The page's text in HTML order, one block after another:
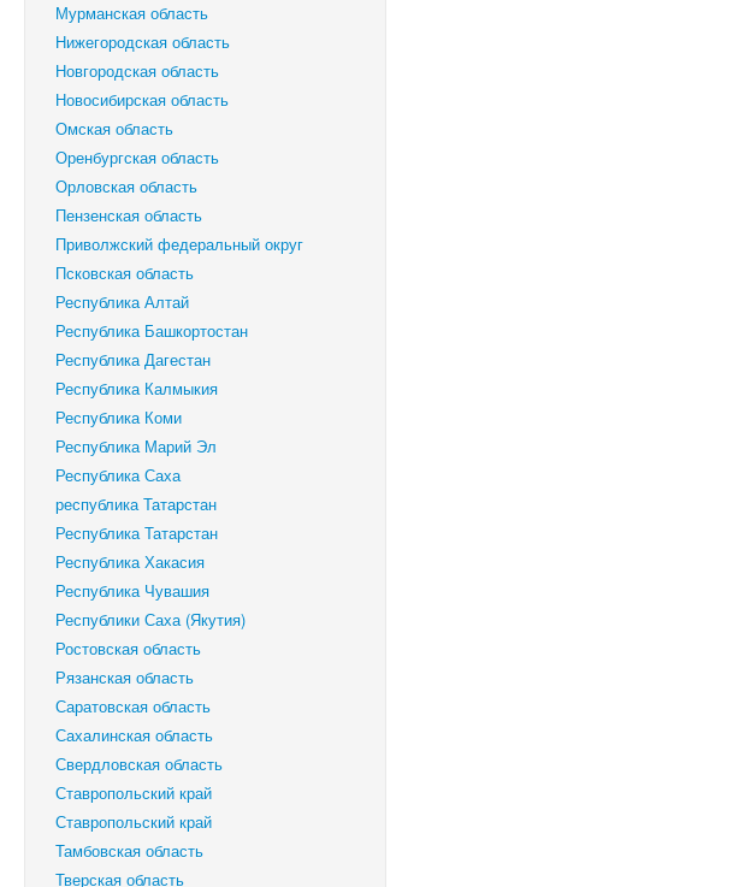
Мурманская область
Нижегородская область
Новгородская область
Новосибирская область
Омская область
Оренбургская область
Орловская область
Пензенская область
Приволжский федеральный округ
Псковская область
Республика Алтай
Республика Башкортостан
Республика Дагестан
Республика Калмыкия
Республика Коми
Республика Марий Эл
Республика Саха
республика Татарстан
Республика Татарстан
Республика Хакасия
Республика Чувашия
Республики Саха (Якутия)
Ростовская область
Рязанская область
Саратовская область
Сахалинская область
Свердловская область
Ставропольский край
‎Ставропольский край
Тамбовская область
Тверская область